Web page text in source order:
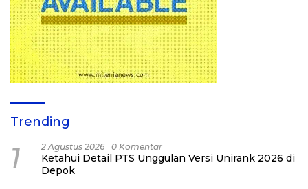
Trending
1 2 Agustus 2026 0 Komentar
Ketahui Detail PTS Unggulan Versi Unirank 2026 di
Depok